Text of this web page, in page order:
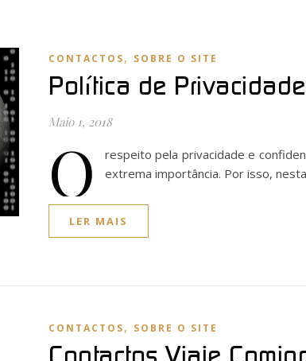
CONTACTOS, SOBRE O SITE
Política de
Maio 1, 2018
O
respeito pela privacidade e
extrema importância. Por isso,
LER MAIS
CONTACTOS, SOBRE O SITE